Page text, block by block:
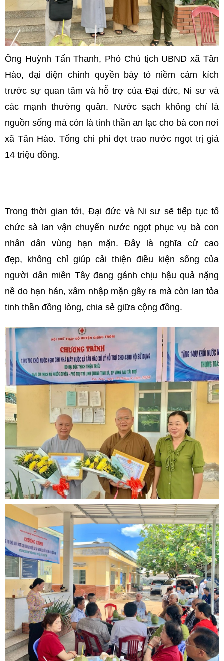
Ông Huỳnh Tấn Thanh, Phó Chủ tịch UBND xã Tân
Hào, đại diện chính quyền bày tỏ niềm cảm kích
trước sự quan tâm và hỗ trợ của Đại đức, Ni sư và
các mạnh thường quân. Nước sạch không chỉ là
nguồn sống mà còn là tinh thần an lạc cho bà con nơi
xã Tân Hào. Tổng chi phí đợt trao nước ngọt trị giá
14 triệu đồng.
Trong thời gian tới, Đại đức và Ni sư sẽ tiếp tục tổ
chức sà lan vận chuyển nước ngọt phục vụ bà con
nhân dân vùng hạn mặn. Đây là nghĩa cử cao
đẹp, không chỉ giúp cải thiện điều kiện sống của
người dân miền Tây đang gánh chịu hậu quả nặng
nề do hạn hán, xâm nhập mặn gây ra mà còn lan tỏa
tinh thần đồng lòng, chia sẻ giữa cộng đồng.